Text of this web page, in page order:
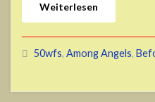
Weiterlesen
50wfs, Among Angels,